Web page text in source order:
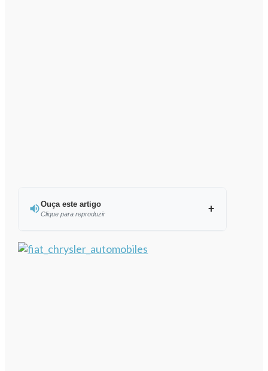
Ouça este artigo
Clique para reproduzir
Ouvir este artigo